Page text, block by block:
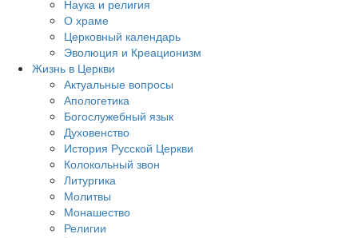
Наука и религия
О храме
Церковный календарь
Эволюция и Креационизм
Жизнь в Церкви
Актуальные вопросы
Апологетика
Богослужебный язык
Духовенство
История Русской Церкви
Колокольный звон
Литургика
Молитвы
Монашество
Религии